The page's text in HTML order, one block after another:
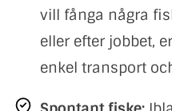
vill fånga några
eller efter jobbet,
enkel transport